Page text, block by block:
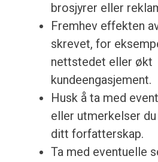
brosjyrer eller
Fremhev effekten
skrevet, for
nettstedet eller økt
kundeengasjement.
Husk å ta med
eller utmerkelser
ditt forfatterskap.
Ta med eventuelle